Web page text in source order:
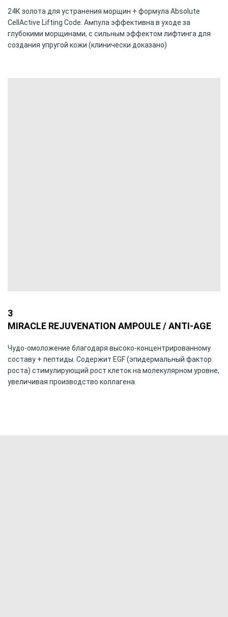
24К золота для устранения морщин + формула Absolute
CellActive Lifting Code. Ампула эффективна в уходе за
глубокими морщинами, с сильным эффектом лифтинга для
создания упругой кожи (клинически доказано)
3
MIRACLE REJUVENATION AMPOULE / ANTI-AGE
Чудо-омоложение благодаря высоко-концентрированному
составу + пептиды. Содержит EGF (эпидермальный фактор
роста) стимулирующий рост клеток на молекулярном уровне,
увеличивая производство коллагена.